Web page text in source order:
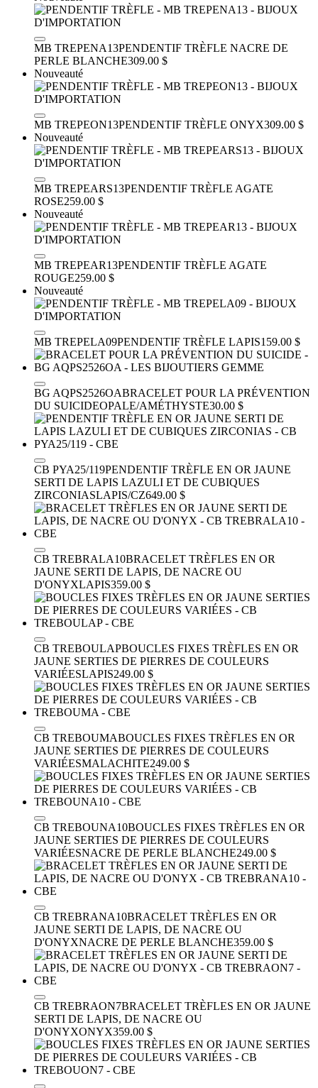
MB TREPENA13PENDENTIF TRÈFLE NACRE DE
PERLE BLANCHE309.00 $
Nouveauté
MB TREPEON13PENDENTIF TRÈFLE ONYX309.00 $
Nouveauté
MB TREPEARS13PENDENTIF TRÈFLE AGATE
ROSE259.00 $
Nouveauté
MB TREPEAR13PENDENTIF TRÈFLE AGATE
ROUGE259.00 $
Nouveauté
MB TREPELA09PENDENTIF TRÈFLE LAPIS159.00 $
BG AQPS2526OABRACELET POUR LA PRÉVENTION
DU SUICIDEOPALE/AMÉTHYSTE30.00 $
CB PYA25/119PENDENTIF TRÈFLE EN OR JAUNE
SERTI DE LAPIS LAZULI ET DE CUBIQUES
ZIRCONIASLAPIS/CZ649.00 $
CB TREBRALA10BRACELET TRÈFLES EN OR
JAUNE SERTI DE LAPIS, DE NACRE OU
D'ONYXLAPIS359.00 $
CB TREBOULAPBOUCLES FIXES TRÈFLES EN OR
JAUNE SERTIES DE PIERRES DE COULEURS
VARIÉESLAPIS249.00 $
CB TREBOUMABOUCLES FIXES TRÈFLES EN OR
JAUNE SERTIES DE PIERRES DE COULEURS
VARIÉESMALACHITE249.00 $
CB TREBOUNA10BOUCLES FIXES TRÈFLES EN OR
JAUNE SERTIES DE PIERRES DE COULEURS
VARIÉESNACRE DE PERLE BLANCHE249.00 $
CB TREBRANA10BRACELET TRÈFLES EN OR
JAUNE SERTI DE LAPIS, DE NACRE OU
D'ONYXNACRE DE PERLE BLANCHE359.00 $
CB TREBRAON7BRACELET TRÈFLES EN OR JAUNE
SERTI DE LAPIS, DE NACRE OU
D'ONYXONYX359.00 $